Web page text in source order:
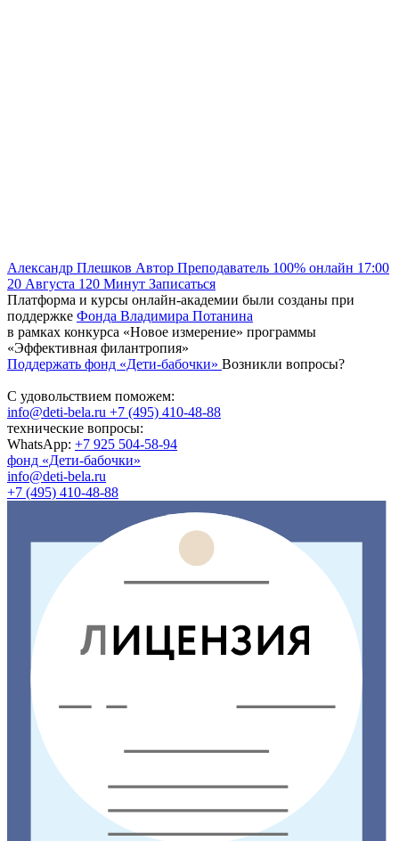
Александр Плешков Автор Преподаватель 100% онлайн 17:00
20 Августа 120 Минут Записаться
Платформа и курсы онлайн-академии были созданы при
поддержке Фонда Владимира Потанина
в рамках конкурса «Новое измерение» программы
«Эффективная филантропия»
Поддержать фонд «Дети-бабочки» Возникли вопросы?
С удовольствием поможем:
info@deti-bela.ru +7 (495) 410-48-88
технические вопросы:
WhatsApp: +7 925 504-58-94
фонд «Дети-бабочки»
info@deti-bela.ru
+7 (495) 410-48-88